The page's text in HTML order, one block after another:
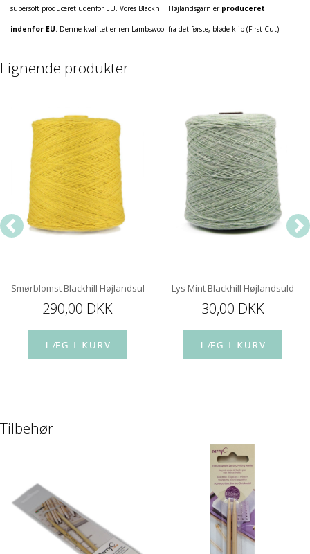
supersoft produceret udenfor EU. Vores Blackhill Højlandsgarn er produceret
indenfor EU. Denne kvalitet er ren Lambswool fra det første, bløde klip (First Cut).
Lignende produkter
Smørblomst Blackhill Højlandsuld
290,00 DKK
Lys Mint Blackhill Højlandsuld
30,00 DKK
Tilbehør